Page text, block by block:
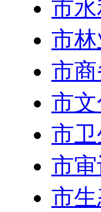
市
市
市
市
市
市
市